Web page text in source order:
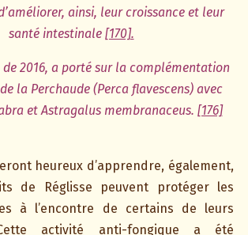
ainsi, leur croissance et leur
santé intestinale [170].
2016, a porté sur la complémentation
la Perchaude (Perca flavescens) avec
et Astragalus membranaceus. [176]
heureux d’apprendre, également,
de Réglisse peuvent protéger les
à l’encontre de certains de leurs
activité anti-fongique a été